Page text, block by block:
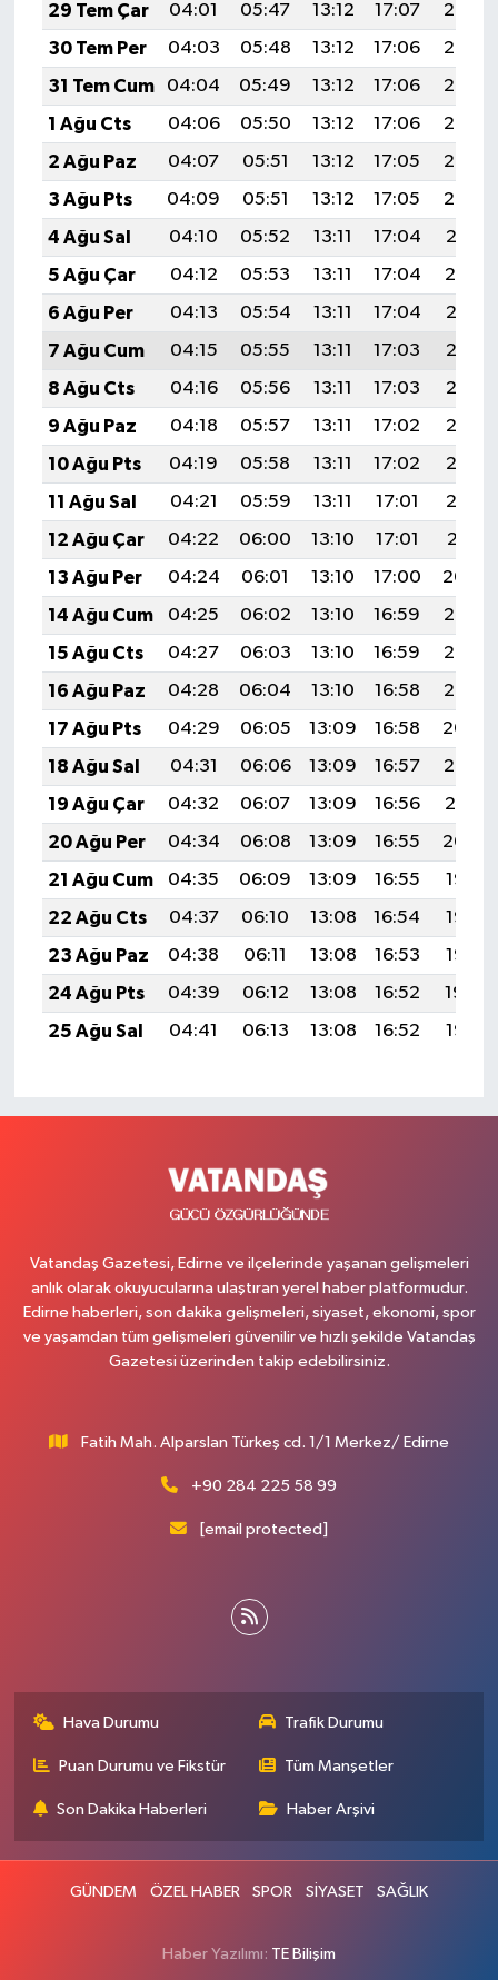
29 Tem Çar
04:01 05:47 13:12 17:07
20:27
30 Tem Per
04:03 05:48 13:12 17:06
20:26
31 Tem Cum
04:04 05:49 13:12 17:06
20:25
1 Ağu Cts
04:06 05:50 13:12 17:06
20:24
2 Ağu Paz
04:07 05:51 13:12 17:05
20:23
3 Ağu Pts
04:09 05:51 13:12 17:05
20:22
4 Ağu Sal
04:10 05:52 13:11 17:04
20:21
5 Ağu Çar
04:12 05:53 13:11 17:04
20:19
6 Ağu Per
04:13 05:54 13:11 17:04
20:18
7 Ağu Cum
04:15 05:55 13:11 17:03
20:17
8 Ağu Cts
04:16 05:56 13:11 17:03
20:16
9 Ağu Paz
04:18 05:57 13:11 17:02
20:15
10 Ağu Pts
04:19 05:58 13:11 17:02
20:13
11 Ağu Sal
04:21 05:59 13:11 17:01
20:12
12 Ağu Çar
04:22 06:00 13:10 17:01
20:11
13 Ağu Per
04:24 06:01 13:10 17:00
20:09
14 Ağu Cum
04:25 06:02 13:10 16:59
20:08
15 Ağu Cts
04:27 06:03 13:10 16:59
20:07
16 Ağu Paz
04:28 06:04 13:10 16:58
20:05
17 Ağu Pts
04:29 06:05 13:09 16:58
20:04
18 Ağu Sal
04:31 06:06 13:09 16:57
20:02
19 Ağu Çar
04:32 06:07 13:09 16:56
20:01
20 Ağu Per
04:34 06:08 13:09 16:55
20:00
21 Ağu Cum
04:35 06:09 13:09 16:55
19:58
22 Ağu Cts
04:37 06:10 13:08 16:54
19:57
23 Ağu Paz
04:38 06:11 13:08 16:53
19:55
24 Ağu Pts
04:39 06:12 13:08 16:52
19:54
25 Ağu Sal
04:41 06:13 13:08 16:52 19:52
Vatandaş Gazetesi, Edirne ve ilçelerinde yaşanan gelişmeleri
anlık olarak okuyucularına ulaştıran yerel haber platformudur.
Edirne haberleri, son dakika gelişmeleri, siyaset, ekonomi, spor
ve yaşamdan tüm gelişmeleri güvenilir ve hızlı şekilde Vatandaş
Gazetesi üzerinden takip edebilirsiniz.
Fatih Mah. Alparslan Türkeş cd. 1/1 Merkez/ Edirne
+90 284 225 58 99
[email protected]
Hava Durumu Trafik Durumu
Puan Durumu ve Fikstür Tüm Manşetler
Son Dakika Haberleri Haber Arşivi
GÜNDEM ÖZEL HABER SPOR SİYASET SAĞLIK
Haber Yazılımı: TE Bilişim